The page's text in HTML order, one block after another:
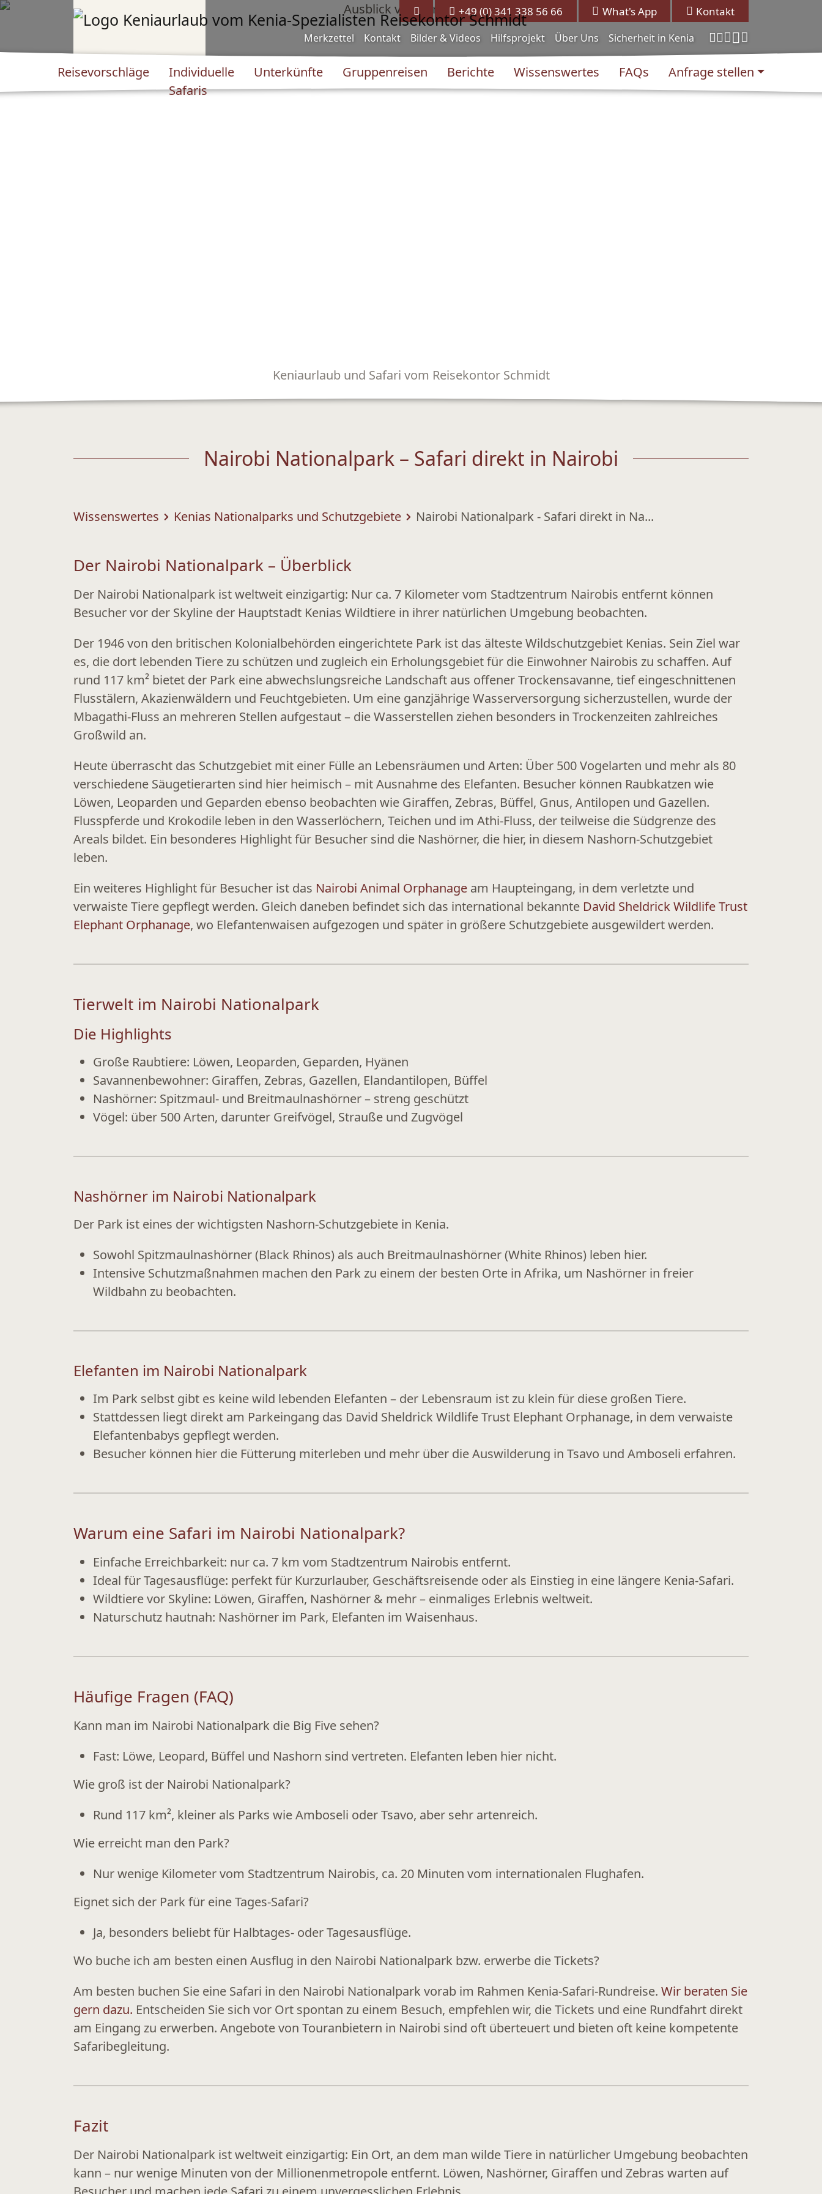
+49 (0) 341 338 56 66 What's App Kontakt
Reisevorschläge
Individuelle
Safaris
Unterkünfte Gruppenreisen Berichte Wissenswertes FAQs Anfrage stellen
Merkzettel Kontakt Bilder & Videos Hilfsprojekt Über Uns Sicherheit in Kenia
Keniaurlaub und Safari vom Reisekontor Schmidt
Nairobi Nationalpark – Safari direkt in Nairobi
Wissenswertes Kenias Nationalparks und Schutzgebiete Nairobi Nationalpark - Safari direkt in Na...
Der Nairobi Nationalpark – Überblick
Der Nairobi Nationalpark ist weltweit einzigartig: Nur ca. 7 Kilometer vom Stadtzentrum Nairobis entfernt können
Besucher vor der Skyline der Hauptstadt Kenias Wildtiere in ihrer natürlichen Umgebung beobachten.
Der 1946 von den britischen Kolonialbehörden eingerichtete Park ist das älteste Wildschutzgebiet Kenias. Sein Ziel war
es, die dort lebenden Tiere zu schützen und zugleich ein Erholungsgebiet für die Einwohner Nairobis zu schaffen. Auf
rund 117 km² bietet der Park eine abwechslungsreiche Landschaft aus offener Trockensavanne, tief eingeschnittenen
Flusstälern, Akazienwäldern und Feuchtgebieten. Um eine ganzjährige Wasserversorgung sicherzustellen, wurde der
Mbagathi-Fluss an mehreren Stellen aufgestaut – die Wasserstellen ziehen besonders in Trockenzeiten zahlreiches
Großwild an.
Heute überrascht das Schutzgebiet mit einer Fülle an Lebensräumen und Arten: Über 500 Vogelarten und mehr als 80
verschiedene Säugetierarten sind hier heimisch – mit Ausnahme des Elefanten. Besucher können Raubkatzen wie
Löwen, Leoparden und Geparden ebenso beobachten wie Giraffen, Zebras, Büffel, Gnus, Antilopen und Gazellen.
Flusspferde und Krokodile leben in den Wasserlöchern, Teichen und im Athi-Fluss, der teilweise die Südgrenze des
Areals bildet. Ein besonderes Highlight für Besucher sind die Nashörner, die hier, in diesem Nashorn-Schutzgebiet
leben.
Ein weiteres Highlight für Besucher ist das Nairobi Animal Orphanage am Haupteingang, in dem verletzte und
verwaiste Tiere gepflegt werden. Gleich daneben befindet sich das international bekannte David Sheldrick Wildlife Trust
Elephant Orphanage, wo Elefantenwaisen aufgezogen und später in größere Schutzgebiete ausgewildert werden.
Tierwelt im Nairobi Nationalpark
Die Highlights
Große Raubtiere: Löwen, Leoparden, Geparden, Hyänen
Savannenbewohner: Giraffen, Zebras, Gazellen, Elandantilopen, Büffel
Nashörner: Spitzmaul- und Breitmaulnashörner – streng geschützt
Vögel: über 500 Arten, darunter Greifvögel, Strauße und Zugvögel
Nashörner im Nairobi Nationalpark
Der Park ist eines der wichtigsten Nashorn-Schutzgebiete in Kenia.
Sowohl Spitzmaulnashörner(Black Rhinos) als auch Breitmaulnashörner(White Rhinos) leben hier.
Intensive Schutzmaßnahmen machen den Park zu einem der besten Orte in Afrika, um Nashörner in freier
Wildbahn zu beobachten.
Elefanten im Nairobi Nationalpark
Im Park selbst gibt es keine wild lebenden Elefanten – der Lebensraum ist zu klein für diese großen Tiere.
Stattdessen liegt direkt am Parkeingang das David Sheldrick Wildlife Trust Elephant Orphanage, in dem verwaiste
Elefantenbabys gepflegt werden.
Besucher können hier die Fütterung miterleben und mehr über dieAuswilderung in Tsavo und Amboseli erfahren.
Warum eine Safari im Nairobi Nationalpark?
Einfache Erreichbarkeit: nur ca. 7 km vom Stadtzentrum Nairobis entfernt.
Ideal für Tagesausflüge: perfekt für Kurzurlauber, Geschäftsreisende oder als Einstieg in eine längere Kenia-Safari.
Wildtiere vor Skyline: Löwen, Giraffen, Nashörner & mehr – einmaliges Erlebnis weltweit.
Naturschutz hautnah: Nashörner im Park, Elefanten im Waisenhaus.
Häufige Fragen (FAQ)
Kann man im Nairobi Nationalpark die Big Five sehen?
Fast: Löwe, Leopard, Büffel und Nashorn sind vertreten. Elefanten leben hier nicht.
Wie groß ist der Nairobi Nationalpark?
Rund 117 km², kleiner als Parks wie Amboseli oder Tsavo, aber sehr artenreich.
Wie erreicht man den Park?
Nur wenige Kilometer vom Stadtzentrum Nairobis, ca. 20 Minuten vom internationalen Flughafen.
Eignet sich der Park für eine Tages-Safari?
Ja, besonders beliebt für Halbtages- oder Tagesausflüge.
Wo buche ich am besten einen Ausflug in den Nairobi Nationalpark bzw. erwerbe die Tickets?
Am besten buchen Sie eine Safari in den Nairobi Nationalpark vorab im Rahmen Kenia-Safari-Rundreise. Wir beraten Sie
gern dazu. Entscheiden Sie sich vor Ort spontan zu einem Besuch, empfehlen wir, die Tickets und eine Rundfahrt direkt
am Eingang zu erwerben. Angebote von Touranbietern in Nairobi sind oft überteuert und bieten oft keine kompetente
Safaribegleitung.
Fazit
Der Nairobi Nationalpark ist weltweit einzigartig: Ein Ort, an dem man wilde Tiere in natürlicher Umgebung beobachten
kann – nur wenige Minuten von der Millionenmetropole entfernt. Löwen, Nashörner, Giraffen und Zebras warten auf